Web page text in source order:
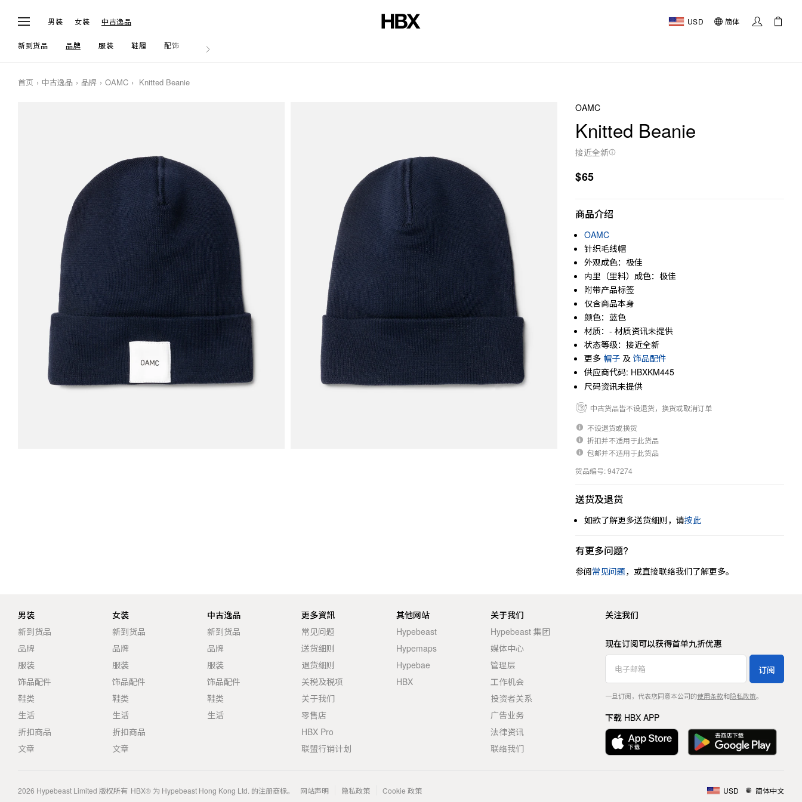
男装 女装 中古逸品 USD 简体
新到货品 品牌 服装 鞋履 配饰 生活
首页 中古逸品 品牌 OAMC Knitted Beanie
OAMC
Knitted Beanie
接近全新
$65
商品介绍
OAMC
针织毛线帽
外观成色：极佳
内里（里料）成色：极佳
附带产品标签
仅含商品本身
颜色：蓝色
材质：- 材质资讯未提供
状态等级：接近全新
更多 帽子 及 饰品配件
供应商代码: HBXKM445
尺码资讯未提供
中古货品皆不设退货，换货或取消订单
不设退货或换货
折扣并不适用于此货品
包邮并不适用于此货品
货品编号: 947274
送货及退货
如欲了解更多送货细则，请按此
有更多问题?
参阅常见问题，或直接联络我们了解更多。
男装
新到货品
品牌
服装
饰品配件
鞋类
生活
折扣商品
文章
女装
新到货品
品牌
服装
饰品配件
鞋类
生活
折扣商品
文章
中古逸品
新到货品
品牌
服装
饰品配件
鞋类
生活
更多資訊
常见问题
送货细则
退货细则
关税及税项
关于我们
零售店
HBX Pro
联盟行销计划
其他网站
Hypebeast
Hypemaps
Hypebae
HBX
关于我们
Hypebeast 集团
媒体中心
管理层
工作机会
投资者关系
广告业务
法律资讯
联络我们
关注我们
现在订阅可以获得首单九折优惠
订阅
一旦订阅，代表您同意本公司的使用条款和隐私政策。
下载 HBX APP
2026 Hypebeast Limited 版权所有 HBX® 为 Hypebeast Hong Kong Ltd. 的注册商标。 网站声明 隐私政策 Cookie 政策 USD 简体中文